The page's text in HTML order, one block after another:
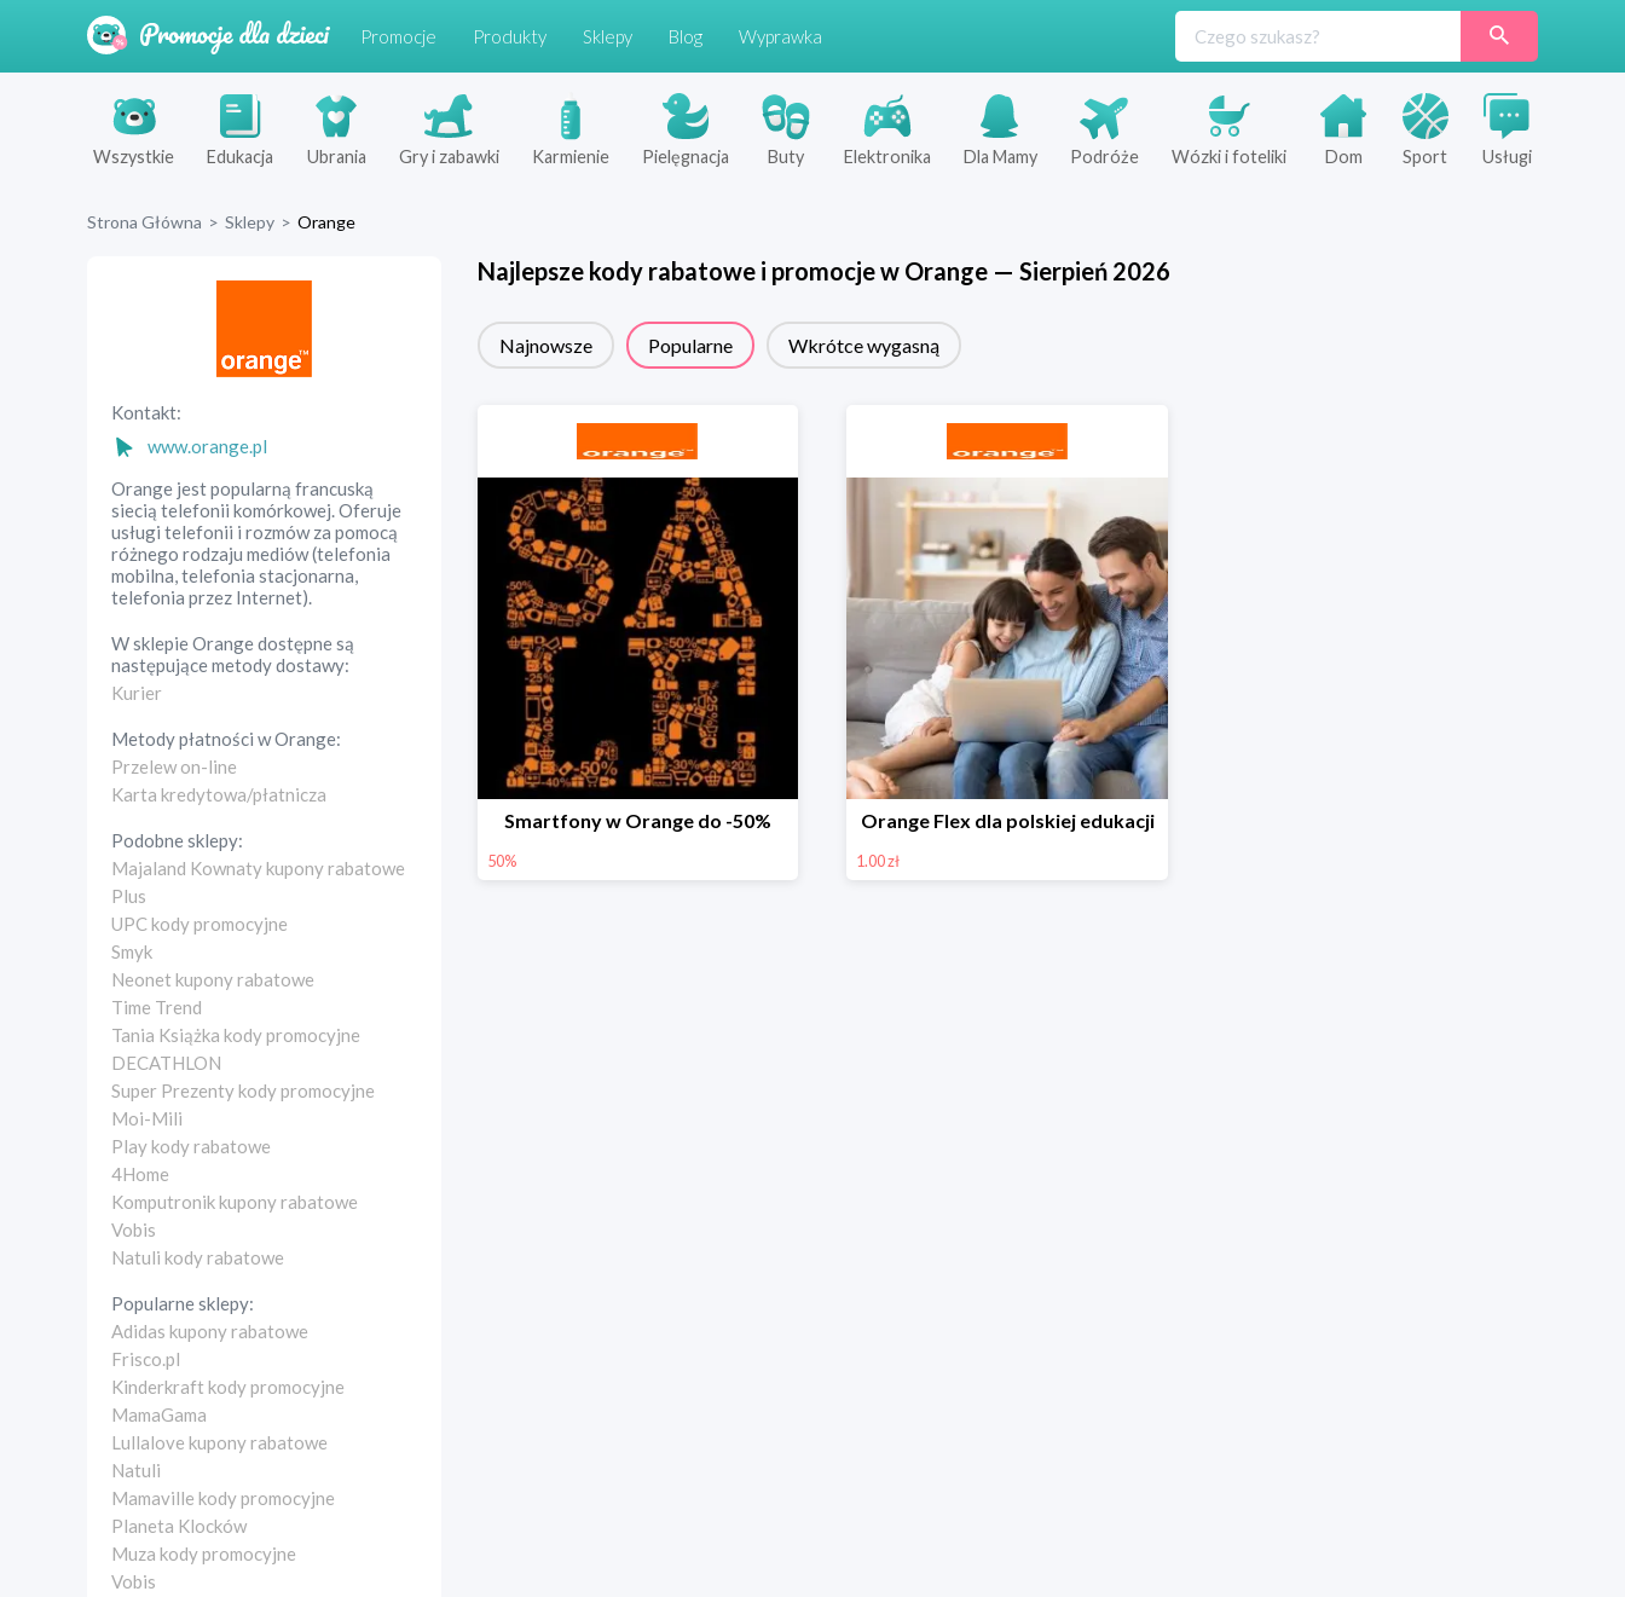
Promocje Produkty Sklepy Blog Wyprawka
Wszystkie Edukacja Ubrania Gry i zabawki Karmienie Pielęgnacja Buty Elektronika Dla Mamy Podróże Wózki i foteliki Dom Sport Usługi
Strona Główna > Sklepy > Orange
Kontakt:
www.orange.pl
Orange jest popularną francuską
siecią telefonii komórkowej. Oferuje
usługi telefonii i rozmów za pomocą
różnego rodzaju mediów (telefonia
mobilna, telefonia stacjonarna,
telefonia przez Internet).
W sklepieOrangedostępne są
następujące metody dostawy:
Kurier
Metody płatności wOrange:
Przelew on-line
Karta kredytowa/płatnicza
Podobne sklepy:
Majaland Kownaty kupony rabatowe
Plus
UPC kody promocyjne
Smyk
Neonet kupony rabatowe
Time Trend
Tania Książka kody promocyjne
DECATHLON
Super Prezenty kody promocyjne
Moi-Mili
Play kody rabatowe
4Home
Komputronik kupony rabatowe
Vobis
Natuli kody rabatowe
Popularne sklepy:
Adidas kupony rabatowe
Frisco.pl
Kinderkraft kody promocyjne
MamaGama
Lullalove kupony rabatowe
Natuli
Mamaville kody promocyjne
Planeta Klocków
Muza kody promocyjne
Vobis
Najlepsze kody rabatowe i promocje w Orange— Sierpień 2026
Najnowsze Popularne Wkrótce wygasną
Smartfony w Orange do -50%
50%
Orange Flex dla polskiej edukacji
1.00 zł